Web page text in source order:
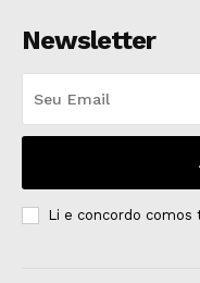
Newsletter
Li e concordo comos